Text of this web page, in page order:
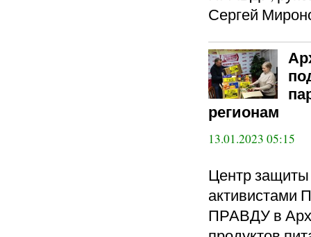
Сергей
регионам
13.01.2023 05:15
Центр защиты
ПРАВДУ в